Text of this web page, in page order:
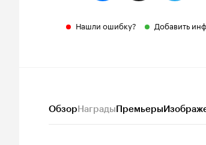
Нашли ошибку? Добавить
ОбзорНаградыПремьеры